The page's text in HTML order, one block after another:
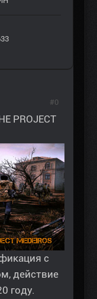
PROJECT
с
действие
году.
#0